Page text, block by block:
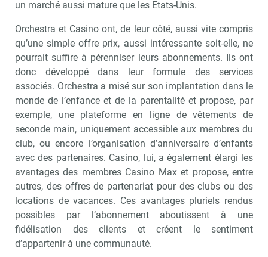
un marché aussi mature que les Etats-Unis.
Orchestra et Casino ont, de leur côté, aussi vite compris
qu’une simple offre prix, aussi intéressante soit-elle, ne
pourrait suffire à pérenniser leurs abonnements. Ils ont
donc développé dans leur formule des services
associés. Orchestra a misé sur son implantation dans le
monde de l’enfance et de la parentalité et propose, par
exemple, une plateforme en ligne de vêtements de
seconde main, uniquement accessible aux membres du
club, ou encore l’organisation d’anniversaire d’enfants
avec des partenaires. Casino, lui, a également élargi les
avantages des membres Casino Max et propose, entre
autres, des offres de partenariat pour des clubs ou des
locations de vacances. Ces avantages pluriels rendus
possibles par l’abonnement aboutissent à une
fidélisation des clients et créent le sentiment
d’appartenir à une communauté.
Valider
Non merci, je reçois déjà
!
Je déciderai plus
tard